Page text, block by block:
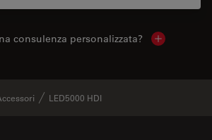
consulenza personalizzata? Show local
LED5000 HDI